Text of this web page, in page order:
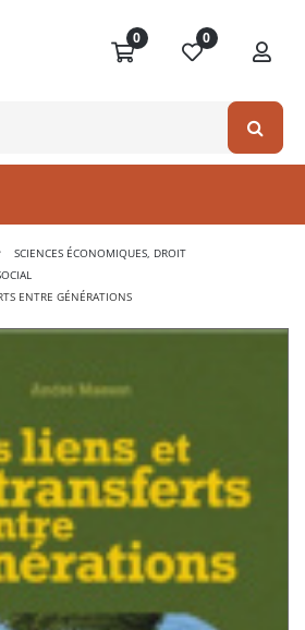
0 0
SCIENCES ÉCONOMIQUES, DROIT
ENTRE GÉNÉRATIONS